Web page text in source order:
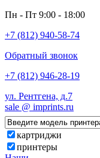
Пн - Пт 9:00 - 18:00
+7 (812) 940-58-74
Обратный звонок
+7 (812) 946-28-19
ул. Рентгена, д.7
sale @ imprints.ru
картриджи
принтеры